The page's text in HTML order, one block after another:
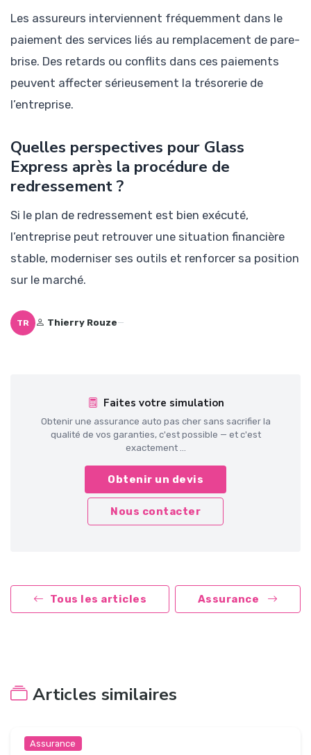
Les assureurs interviennent fréquemment dans le
paiement des services liés au remplacement de pare-
brise. Des retards ou conflits dans ces paiements
peuvent affecter sérieusement la trésorerie de
l’entreprise.
Quelles perspectives pour Glass
Express après la procédure de
redressement ?
Si le plan de redressement est bien exécuté,
l’entreprise peut retrouver une situation financière
stable, moderniser ses outils et renforcer sa position
sur le marché.
TR Thierry Rouze—
Faites votre simulation
Obtenir une assurance auto pas cher sans sacrifier la
qualité de vos garanties, c'est possible — et c'est
exactement ...
Obtenir un devis
Nous contacter
Tous les articles Assurance
Articles similaires
Assurance